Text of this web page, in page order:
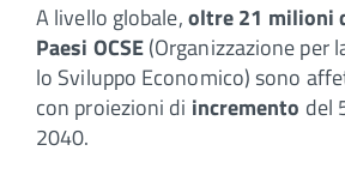
A livello globale,oltre 21 milioni
Paesi OCSE(Organizzazione per
lo Sviluppo Economico) sono
con proiezioni di incremento del
2040.